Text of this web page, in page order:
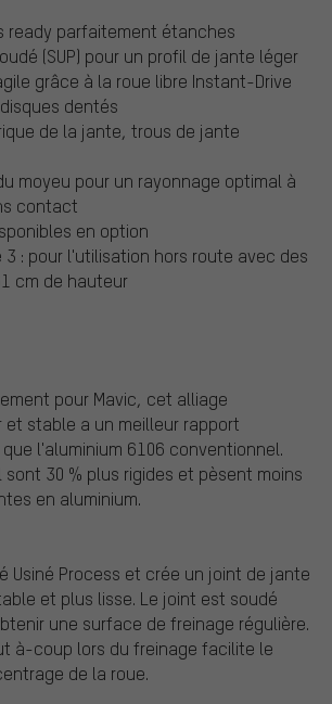
ready parfaitement étanches
(SUP) pour un profil de jante léger
grâce à la roue libre Instant-Drive
dentés
de la jante, trous de jante
moyeu pour un rayonnage optimal à
contact
en option
3 : pour l'utilisation hors route avec des
cm de hauteur
pour Mavic, cet alliage
et stable a un meilleur rapport
l'aluminium 6106 conventionnel.
sont 30 % plus rigides et pèsent moins
en aluminium.
Usiné Process et crée un joint de jante
et plus lisse. Le joint est soudé
une surface de freinage régulière.
à-coup lors du freinage facilite le
de la roue.